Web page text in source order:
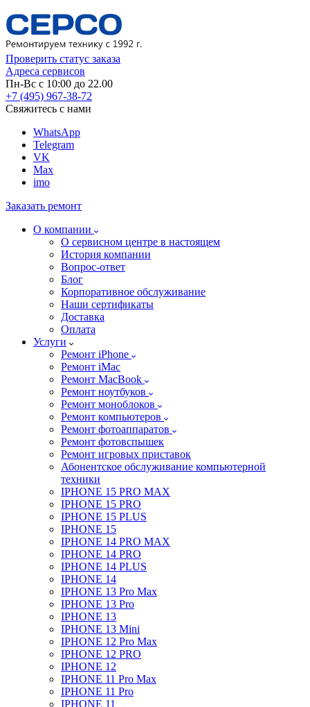
Проверить статус заказа
Адреса сервисов
Пн-Вс с 10:00 до 22.00
+7 (495) 967-38-72
Свяжитесь с нами
WhatsApp
Telegram
VK
Max
imo
Заказать ремонт
О компании
О сервисном центре в настоящем
История компании
Вопрос-ответ
Блог
Корпоративное обслуживание
Наши сертификаты
Доставка
Оплата
Услуги
Ремонт iPhone
Ремонт iMac
Ремонт MacBook
Ремонт ноутбуков
Ремонт моноблоков
Ремонт компьютеров
Ремонт фотоаппаратов
Ремонт фотовспышек
Ремонт игровых приставок
Абонентское обслуживание компьютерной
техники
IPHONE 15 PRO MAX
IPHONE 15 PRO
IPHONE 15 PLUS
IPHONE 15
IPHONE 14 PRO MAX
IPHONE 14 PRO
IPHONE 14 PLUS
IPHONE 14
IPHONE 13 Pro Max
IPHONE 13 Pro
IPHONE 13
IPHONE 13 Mini
IPHONE 12 Pro Max
IPHONE 12 PRO
IPHONE 12
IPHONE 11 Pro Max
IPHONE 11 Pro
IPHONE 11